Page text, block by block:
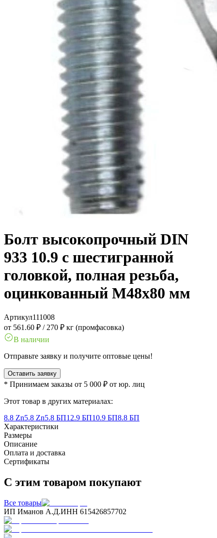
Болт высокопрочный DIN
933 10.9 с шестигранной
головкой, полная резьба,
оцинкованный M48x80 мм
Артикул111008
от 561.60 ₽ / 270 ₽ кг (промфасовка)
В наличии
Отправьте заявку и получите оптовые цены!
Оставить заявку
* Принимаем заказы от 5 000 ₽ от юр. лиц
Этот товар в других материалах:
8.8 Zn5.8 Zn5.8 БП12.9 БП10.9 БП8.8 БП
Характеристики
Размеры
Описание
Оплата и доставка
Сертификаты
С этим товаром покупают
Все товары
ИП Иманов А.Д.ИНН 615426857702